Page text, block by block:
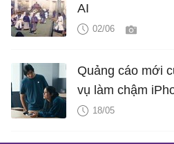
AI
02/06
Quảng cáo mới
vụ làm chậm
18/05